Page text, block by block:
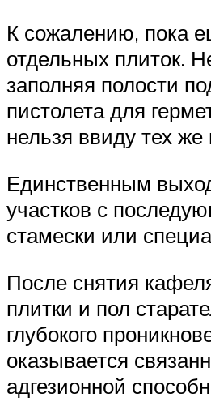
К сожалению, пока
отдельных плиток.
заполняя полости
пистолета для
нельзя ввиду тех
Единственным
участков с
стамески или
После снятия
плитки и пол
глубокого
оказывается
адгезионной